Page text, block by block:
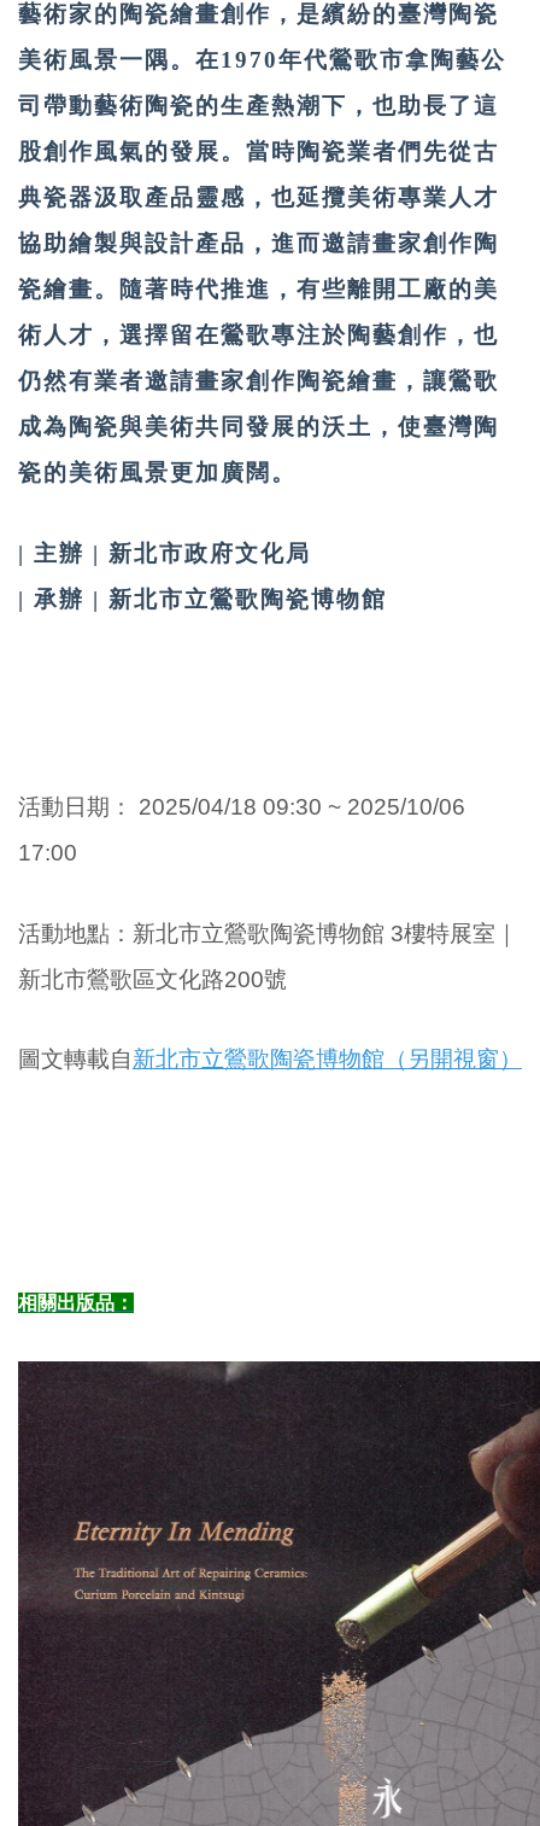
藝術家的陶瓷繪畫創作，是繽紛的臺灣陶瓷
美術風景一隅。在1970年代鶯歌市拿陶藝公
司帶動藝術陶瓷的生產熱潮下，也助長了這
股創作風氣的發展。當時陶瓷業者們先從古
典瓷器汲取產品靈感，也延攬美術專業人才
協助繪製與設計產品，進而邀請畫家創作陶
瓷繪畫。隨著時代推進，有些離開工廠的美
術人才，選擇留在鶯歌專注於陶藝創作，也
仍然有業者邀請畫家創作陶瓷繪畫，讓鶯歌
成為陶瓷與美術共同發展的沃土，使臺灣陶
瓷的美術風景更加廣闊。
| 主辦 | 新北市政府文化局
| 承辦 | 新北市立鶯歌陶瓷博物館
活動日期：
2025/04/18 09:30 ~ 2025/10/06
17:00
活動地點 ： 新北市立鶯歌陶瓷博物館 3樓特展室 ｜
新北市鶯歌區文化路200號
圖文轉載自新北市立鶯歌陶瓷博物館（另開視窗）
相關出版品：